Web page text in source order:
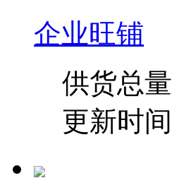
企业旺铺
供货总量
更新时间